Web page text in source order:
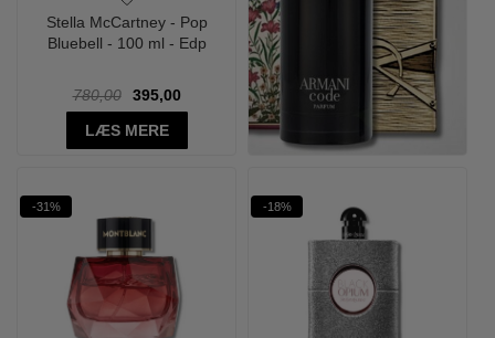
Stella McCartney - Pop
Bluebell - 100 ml - Edp
780,00
395,00
LÆS MERE
-31% -18%